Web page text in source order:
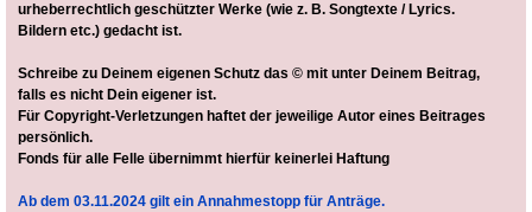
urheberrechtlich geschützter Werke (wie z. B. Songtexte / Lyrics.
Bildern etc.) gedacht ist.
Schreibe zu Deinem eigenen Schutz das © mit unter Deinem Beitrag,
falls es nicht Dein eigener ist.
Für Copyright-Verletzungen haftet der jeweilige Autor eines Beitrages
persönlich.
Fonds für alle Felle übernimmt hierfür keinerlei Haftung
Ab dem 03.11.2024 gilt ein Annahmestopp für Anträge.